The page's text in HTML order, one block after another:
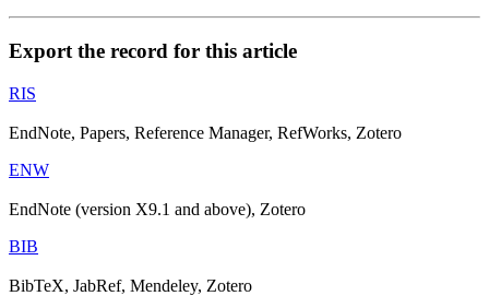
Export the record for this article
RIS
EndNote, Papers, Reference Manager, RefWorks, Zotero
ENW
EndNote (version X9.1 and above), Zotero
BIB
BibTeX, JabRef, Mendeley, Zotero